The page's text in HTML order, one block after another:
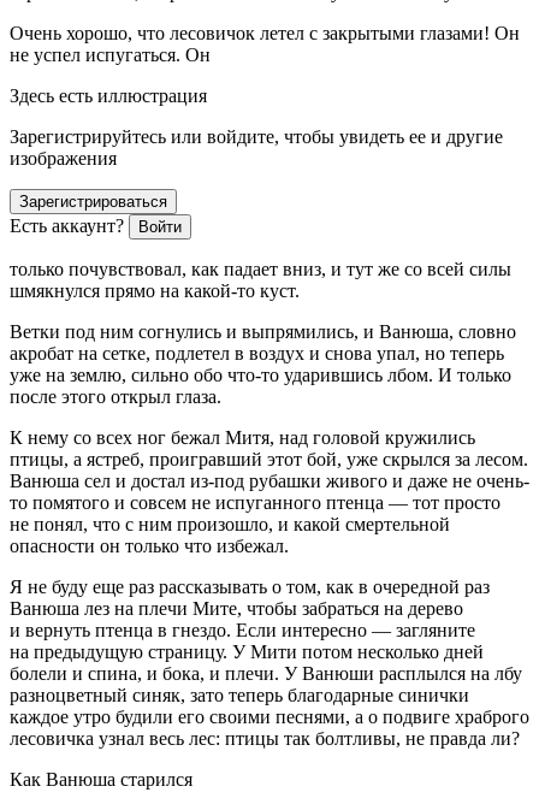
Очень хорошо, что лесовичок летел с закрытыми глазами! Он
не успел испугаться. Он
Здесь есть иллюстрация
Зарегистрируйтесь или войдите, чтобы увидеть ее и другие
изображения
Зарегистрироваться
Есть аккаунт? Войти
только почувствовал, как падает вниз, и тут же со всей силы
шмякнулся прямо на какой-то куст.
Ветки под ним согнулись и выпрямились, и Ванюша, словно
акробат на сетке, подлетел в воздух и снова упал, но теперь
уже на землю, сильно обо что-то ударившись лбом. И только
после этого открыл глаза.
К нему со всех ног бежал Митя, над головой кружились
птицы, а ястреб, проигравший этот бой, уже скрылся за лесом.
Ванюша сел и достал из-под рубашки живого и даже не очень-
то помятого и совсем не испуганного птенца — тот просто
не понял, что с ним произошло, и какой смертельной
опасности он только что избежал.
Я не буду еще раз рассказывать о том, как в очередной раз
Ванюша лез на плечи Мите, чтобы забраться на дерево
и вернуть птенца в гнездо. Если интересно — загляните
на предыдущую страницу. У Мити потом несколько дней
болели и спина, и бока, и плечи. У Ванюши расплылся на лбу
разноцветный синяк, зато теперь благодарные синички
каждое утро будили его своими песнями, а о подвиге храброго
лесовичка узнал весь лес: птицы так болтливы, не правда ли?
Как Ванюша старился